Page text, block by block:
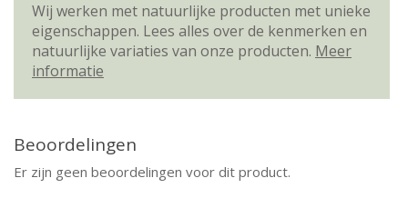
Wij werken met natuurlijke producten met unieke
eigenschappen. Lees alles over de kenmerken en
natuurlijke variaties van onze producten. Meer
informatie
Beoordelingen
Er zijn geen beoordelingen voor dit product.